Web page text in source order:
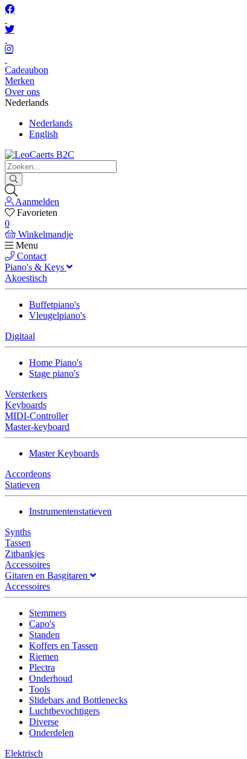
Cadeaubon
Merken
Over ons
Nederlands
Nederlands
English
Aanmelden
Favorieten
0
Winkelmandje
Menu
Contact
Piano's & Keys
Akoestisch
Buffetpiano's
Vleugelpiano's
Digitaal
Home Piano's
Stage piano's
Versterkers
Keyboards
MIDI-Controller
Master-keyboard
Master Keyboards
Accordeons
Statieven
Instrumentenstatieven
Synths
Tassen
Zitbankjes
Accessoires
Gitaren en Basgitaren
Accessoires
Stemmers
Capo's
Standen
Koffers en Tassen
Riemen
Plectra
Onderhoud
Tools
Slidebars and Bottlenecks
Luchtbevochtigers
Diverse
Onderdelen
Elektrisch